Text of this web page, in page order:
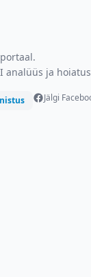
analüüs ja
Jälgi